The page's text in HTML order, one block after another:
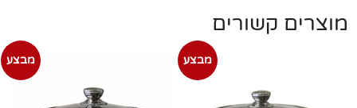
מוצרים קשורים
מבצע מבצע